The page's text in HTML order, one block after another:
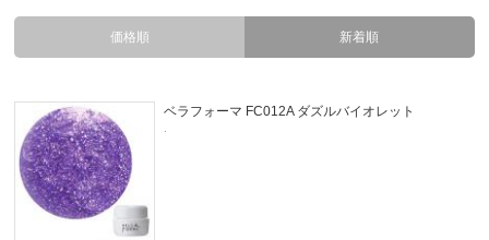
価格順 新着順
ベラフォーマ FC012A ダズルバイオレット
.